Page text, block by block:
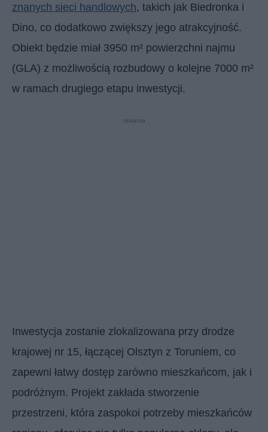
znanych sieci handlowych, takich jak Biedronka i
Dino, co dodatkowo zwiększy jego atrakcyjność.
Obiekt będzie miał 3950 m² powierzchni najmu
(GLA) z możliwością rozbudowy o kolejne 7000 m²
w ramach drugiego etapu inwestycji.
reklama
Inwestycja zostanie zlokalizowana przy drodze
krajowej nr 15, łączącej Olsztyn z Toruniem, co
zapewni łatwy dostęp zarówno mieszkańcom, jak i
podróżnym. Projekt zakłada stworzenie
przestrzeni, która zaspokoi potrzeby mieszkańców